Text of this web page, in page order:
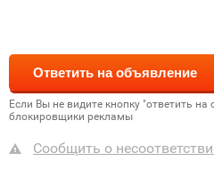
Если Вы не видите кнопку "ответить
блокировщики рекламы
Сообщить о